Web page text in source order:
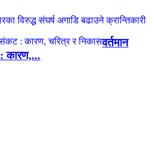
वर्तमान
कारण,...